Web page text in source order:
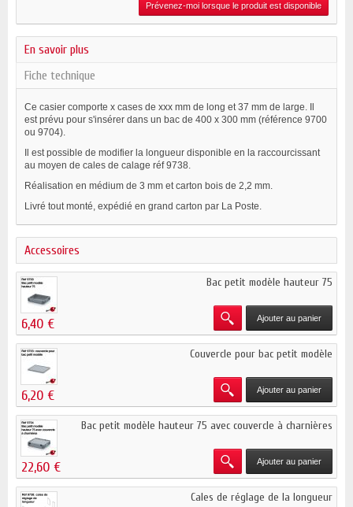
Prévenez-moi lorsque le produit est disponible
En savoir plus
Fiche technique
Ce casier comporte x cases de xxx mm de long et 37 mm de large. Il
est prévu pour s'insérer dans un bac de 400 x 300 mm (référence 9700
ou 9704).
Il est possible de modifier la longueur disponible en la raccourcissant
au moyen de cales de calage réf 9738.
Réalisation en médium de 3 mm et carton bois de 2,2 mm.
Livré tout monté, expédié en grand carton par La Poste.
Accessoires
Bac petit modèle hauteur 75
6,40 € Ajouter au panier
Couvercle pour bac petit modèle
6,20 € Ajouter au panier
Bac petit modèle hauteur 75 avec couvercle à charnières
22,60 € Ajouter au panier
Cales de réglage de la longueur